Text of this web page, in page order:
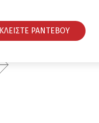
ΚΛΕΙΣΤΕ ΡΑΝΤΕΒΟY